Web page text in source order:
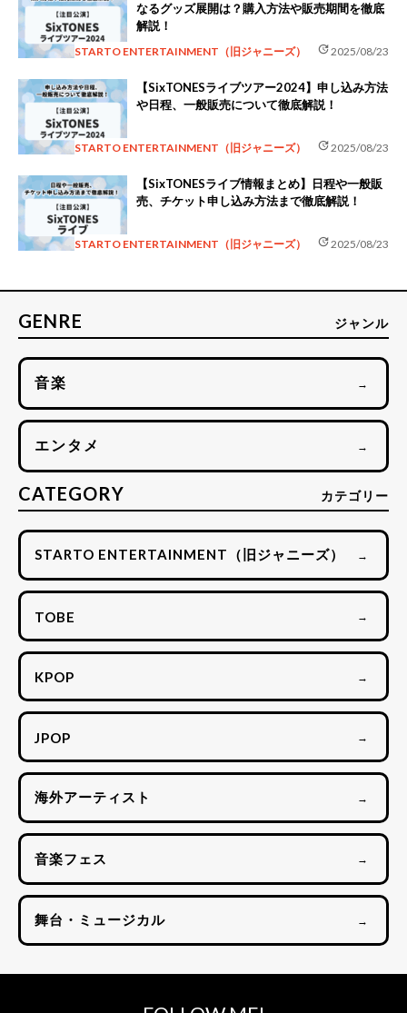
なるグッズ展開は？購入方法や販売期間を徹底
解説！
STARTO ENTERTAINMENT（旧ジャニーズ） update2025/08/23
【SixTONESライブツアー2024】申し込み方法
や日程、一般販売について徹底解説！
STARTO ENTERTAINMENT（旧ジャニーズ） update2025/08/23
【SixTONESライブ情報まとめ】日程や一般販
売、チケット申し込み方法まで徹底解説！
STARTO ENTERTAINMENT（旧ジャニーズ） update2025/08/23
GENRE ジャンル
音楽 →
エンタメ →
CATEGORY カテゴリー
STARTO ENTERTAINMENT（旧ジャニーズ） →
TOBE →
KPOP →
JPOP →
海外アーティスト →
音楽フェス →
舞台・ミュージカル →